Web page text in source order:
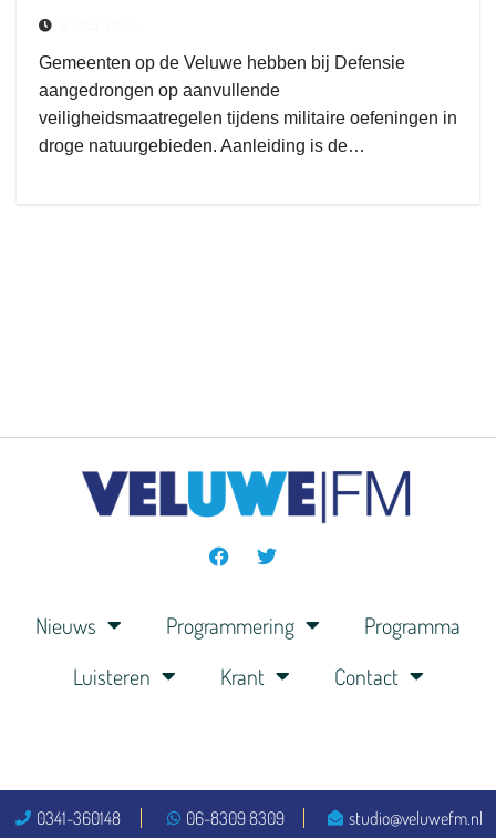
Gemeenten op de Veluwe hebben bij Defensie
aangedrongen op aanvullende
veiligheidsmaatregelen tijdens militaire oefeningen in
droge natuurgebieden. Aanleiding is de…
Nieuws Programmering
Programma
Luisteren
Krant Contact
0341-360148 06-8309 8309 studio@veluwefm.nl